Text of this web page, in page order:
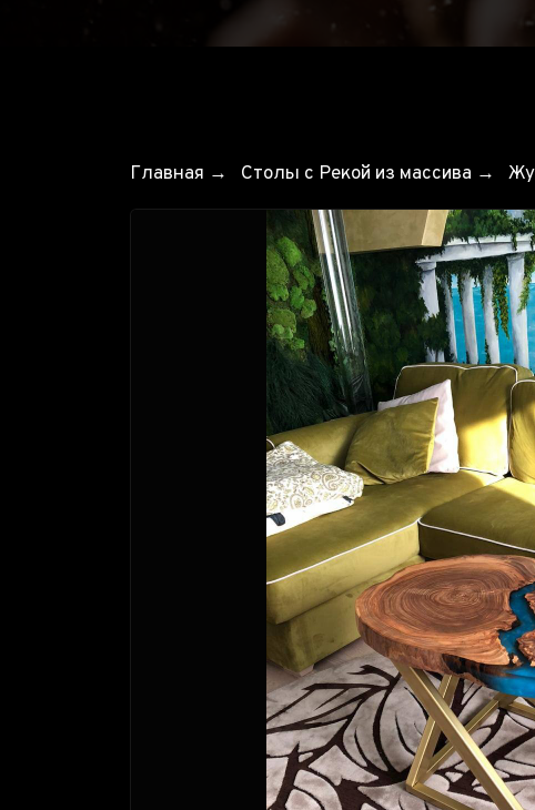
Главная → Столы с Рекой из массива →